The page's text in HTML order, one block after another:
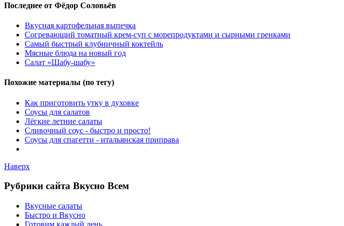
Последнее от Фёдор Соловьёв
Вкусная картофельная выпечка
Согревающий томатный крем-суп с морепродуктами и сырными гренками
Самый быстрый клубничный коктейль
Мясные блюда на новый год
Салат «Шабу-шабу»
Похожие материалы (по тегу)
Как приготовить утку в духовке
Соусы для салатов
Лёгкие летние салаты
Сливочный соус - быстро и просто!
Соусы для спагетти - итальянская приправа
Наверх
Рубрики сайта Вкусно Всем
Вкусные салаты
Быстро и Вкусно